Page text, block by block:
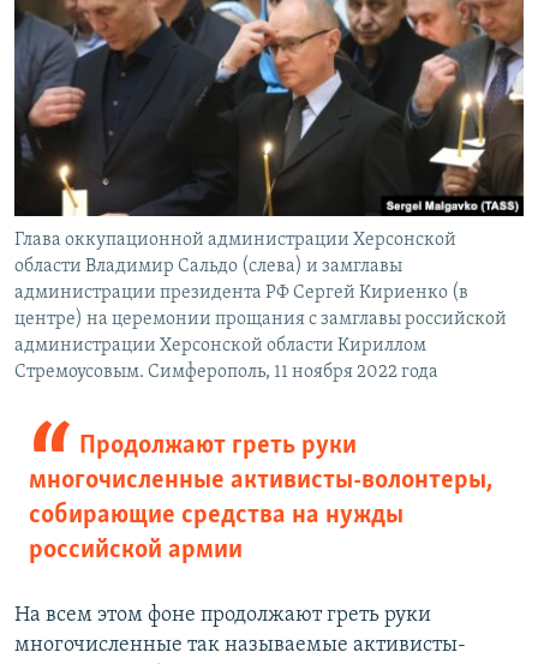
Глава оккупационной администрации Херсонской
области Владимир Сальдо (слева) и замглавы
администрации президента РФ Сергей Кириенко (в
центре) на церемонии прощания с замглавы российской
администрации Херсонской области Кириллом
Стремоусовым. Симферополь, 11 ноября 2022 года
Продолжают греть руки
многочисленные активисты-волонтеры,
собирающие средства на нужды
российской армии
На всем этом фоне продолжают греть руки
многочисленные так называемые активисты-